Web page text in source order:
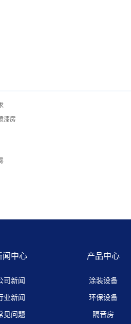
漆房
闻中心
司新闻
业新闻
见问题
产品中心
涂装设备
环保设备
隔音房